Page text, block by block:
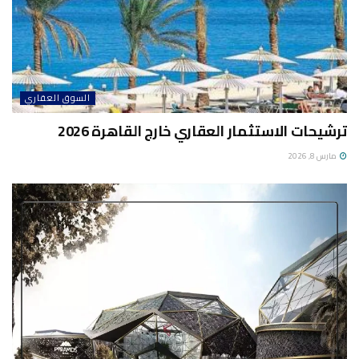
السوق العقاري
ترشيحات الاستثمار العقاري خارج القاهرة 2026
مارس 8, 2026